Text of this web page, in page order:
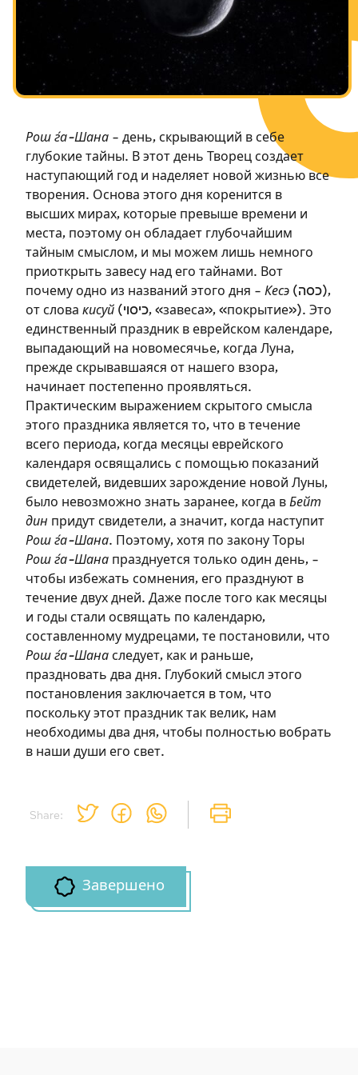
Посты в память о разрушенном Храме
Ханука
Пурим
Share:
Рош ѓа-Шана – день, скрывающий в себе
глубокие тайны. В этот день Творец создает
наступающий год и наделяет новой жизнью все
творения. Основа этого дня коренится в
высших мирах, которые превыше времени и
места, поэтому он обладает глубочайшим
тайным смыслом, и мы можем лишь немного
приоткрыть завесу над его тайнами. Вот
почему одно из названий этого дня – Кесэ (כסה),
от слова кисуй (כיסוי, «завеса», «покрытие»). Это
единственный праздник в еврейском календаре,
выпадающий на новомесячье, когда Луна,
прежде скрывавшаяся от нашего взора,
начинает постепенно проявляться.
Практическим выражением скрытого смысла
этого праздника является то, что в течение
всего периода, когда месяцы еврейского
календаря освящались с помощью показаний
свидетелей, видевших зарождение новой Луны,
было невозможно знать заранее, когда в Бейт
дин придут свидетели, а значит, когда наступит
Рош ѓа-Шана. Поэтому, хотя по закону Торы
Рош ѓа-Шана празднуется только один день, –
чтобы избежать сомнения, его празднуют в
течение двух дней. Даже после того как месяцы
и годы стали освящать по календарю,
составленному мудрецами, те постановили, что
Рош ѓа-Шана следует, как и раньше,
праздновать два дня. Глубокий смысл этого
постановления заключается в том, что
поскольку этот праздник так велик, нам
необходимы два дня, чтобы полностью вобрать
в наши души его свет.
Завершено
Зарегистрироваться
на сайте
Чтобы делать пометки на сайте,
необходимо зарегистрироваться.
Подписаться Войти